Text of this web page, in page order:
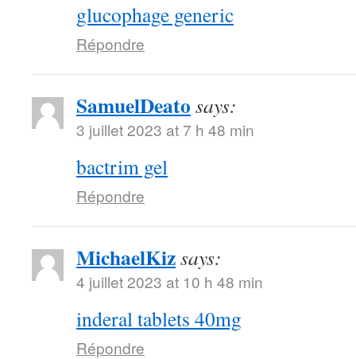
glucophage generic
Répondre
SamuelDeato says:
3 juillet 2023 at 7 h 48 min
bactrim gel
Répondre
MichaelKizsays:
4 juillet 2023 at 10 h 48 min
inderal tablets 40mg
Répondre